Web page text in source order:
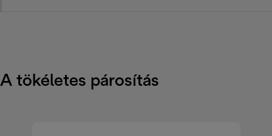
A tökéletes párosítás